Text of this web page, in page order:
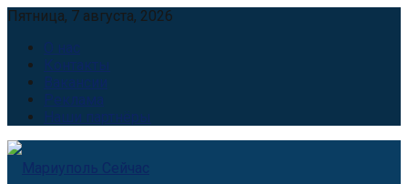
Пятница, 7 августа, 2026
О нас
Контакты
Вакансии
Реклама
Наши партнёры